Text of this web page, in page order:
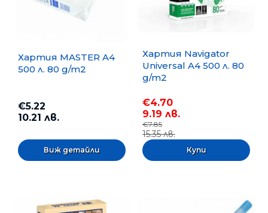
Хартия MASTER A4
500 л. 80 g/m2
€5.22
10.21 лв.
Виж детайли
Хартия Navigator
Universal A4 500 л. 80
g/m2
€4.70
9.19 лв.
€7.85
15.35 лв.